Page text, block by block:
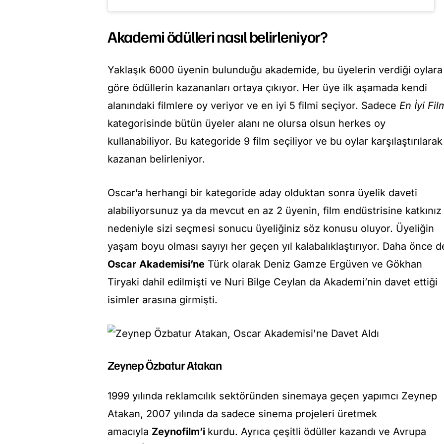
Akademi ödülleri nasıl belirleniyor?
Yaklaşık 6000 üyenin bulunduğu akademide, bu üyelerin verdiği oylara
göre ödüllerin kazananları ortaya çıkıyor. Her üye ilk aşamada kendi
alanındaki filmlere oy veriyor ve en iyi 5 filmi seçiyor. Sadece En İyi
kategorisinde bütün üyeler alanı ne olursa olsun herkes oy
kullanabiliyor. Bu kategoride 9 film seçiliyor ve bu oylar karşılaştırılarak
kazanan belirleniyor.
Oscar’a herhangi bir kategoride aday olduktan sonra üyelik daveti
alabiliyorsunuz ya da mevcut en az 2 üyenin, film endüstrisine katkınız
nedeniyle sizi seçmesi sonucu üyeliğiniz söz konusu oluyor. Üyeliğin
yaşam boyu olması sayıyı her geçen yıl kalabalıklaştırıyor. Daha önce
Oscar Akademisi’ne Türk olarak Deniz Gamze Ergüven ve Gökhan
Tiryaki dahil edilmişti ve Nuri Bilge Ceylan da Akademi’nin davet ettiği
isimler arasına girmişti.
Zeynep Özbatur Atakan
1999 yılında reklamcılık sektöründen sinemaya geçen yapımcı Zeynep
Atakan, 2007 yılında da sadece sinema projeleri üretmek
amacıyla Zeynofilm’i kurdu. Ayrıca çeşitli ödüller kazandı ve Avrupa